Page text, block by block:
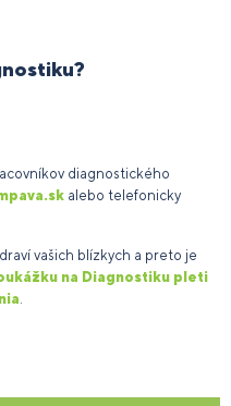
diagnostického
alebo telefonicky
vašich blízkych a preto je
na Diagnostiku pleti
.